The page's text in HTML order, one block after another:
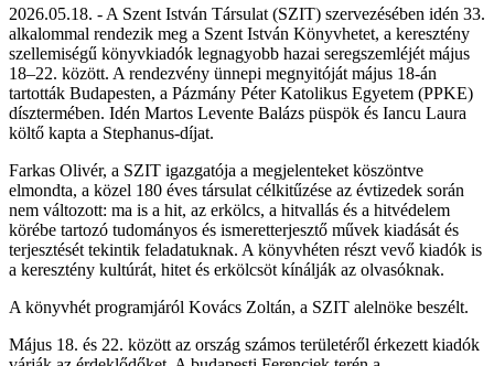
2026.05.18. - A Szent István Társulat (SZIT) szervezésében idén 33.
alkalommal rendezik meg a Szent István Könyvhetet, a keresztény
szellemiségű könyvkiadók legnagyobb hazai seregszemléjét május
18–22. között. A rendezvény ünnepi megnyitóját május 18-án
tartották Budapesten, a Pázmány Péter Katolikus Egyetem (PPKE)
dísztermében. Idén Martos Levente Balázs püspök és Iancu Laura
költő kapta a Stephanus-díjat.
Farkas Olivér, a SZIT igazgatója a megjelenteket köszöntve
elmondta, a közel 180 éves társulat célkitűzése az évtizedek során
nem változott: ma is a hit, az erkölcs, a hitvallás és a hitvédelem
körébe tartozó tudományos és ismeretterjesztő művek kiadását és
terjesztését tekintik feladatuknak. A könyvhéten részt vevő kiadók is
a keresztény kultúrát, hitet és erkölcsöt kínálják az olvasóknak.
A könyvhét programjáról Kovács Zoltán, a SZIT alelnöke beszélt.
Május 18. és 22. között az ország számos területéről érkezett kiadók